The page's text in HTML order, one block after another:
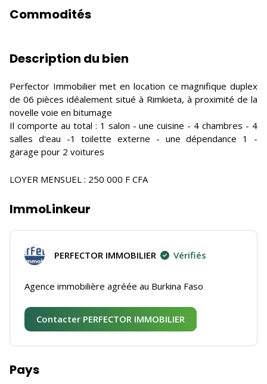
Commodités
Description du bien
Perfector Immobilier met en location ce magnifique duplex
de 06 pièces idéalement situé à Rimkieta, à proximité de la
novelle voie en bitumage
Il comporte au total : 1 salon - une cuisine - 4 chambres - 4
salles d'eau -1 toilette externe - une dépendance 1 -
garage pour 2 voitures
LOYER MENSUEL : 250 000 F CFA
ImmoLinkeur
PERFECTOR IMMOBILIER Vérifiés
Agence immobilière agréée au Burkina Faso
Contacter PERFECTOR IMMOBILIER
Pays